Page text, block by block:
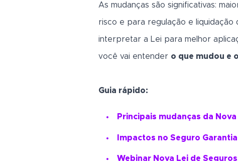
As mudanças são significativas:
risco e para regulação e liquidação
interpretar a Lei para melhor
você vai entender o que mudou e
Guia rápido:
Principais mudanças da
Impactos no Seguro
Webinar Nova Lei de